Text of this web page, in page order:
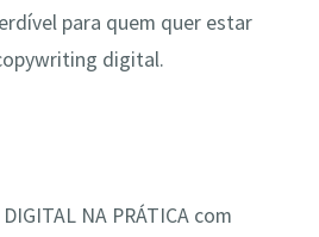
para quem quer estar
digital.
NA PRÁTICA com